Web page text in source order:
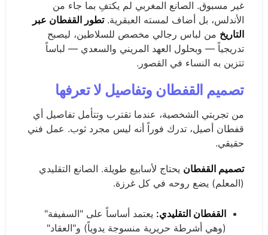
غير مسبوق. الصانع المغربي لم يكتفِ بما جاء من
الأندلس، بل أضاف لمسته العبقرية.تطور القفطان عبر
التاريخ من لباس رجالي مخصص للسلاطين، ليصبح
تدريجياً — وبحلول العهد المريني والسعدي — لباساً
تتزين به النساء في القصور.
تصميم القفطان وتفاصيل لا تعرفها
من تجربتي الشخصية، عندما تقترب وتتأمل تفاصيل أي
قفطان أصيل، تدرك فوراً أنه ليس مجرد ثوب. عمل فني
حقيقي.
تصميم القفطان يحتاج لأسابيع طويلة. الصانع التقليدي
(المعلم) يضع روحه في كل غرزة.
القفطان التقليدي: يعتمد أساساً على "السفيفة"
(وهي أشرطة حريرية منسوجة يدوياً) و"العقاد"